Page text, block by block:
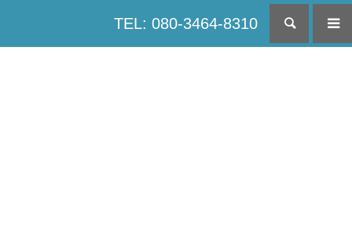
TEL: 080-3464-8310 検索